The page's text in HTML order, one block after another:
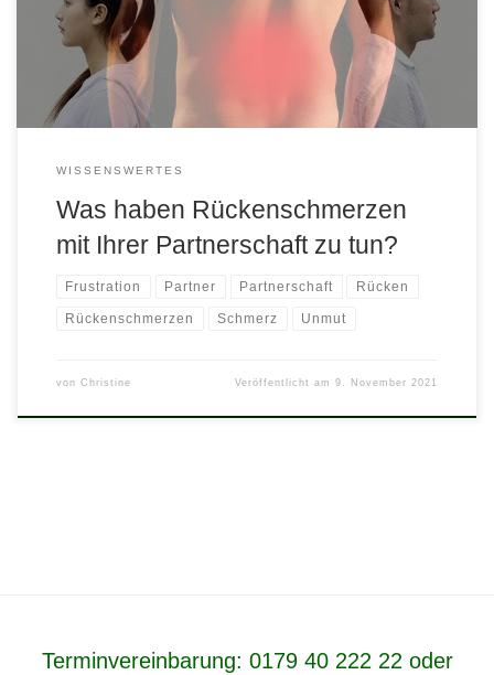
Arbeitsplatz wenig ergonomisch ist, geht ihm das irgendwann
ziemlich auf den Rücken. Sie haben […]
WISSENSWERTES
Was haben Rückenschmerzen
mit Ihrer Partnerschaft zu tun?
Frustration Partner Partnerschaft Rücken
Rückenschmerzen Schmerz Unmut
von Christine Veröffentlicht am9. November 2021
Terminvereinbarung: 0179 40 222 22 oder